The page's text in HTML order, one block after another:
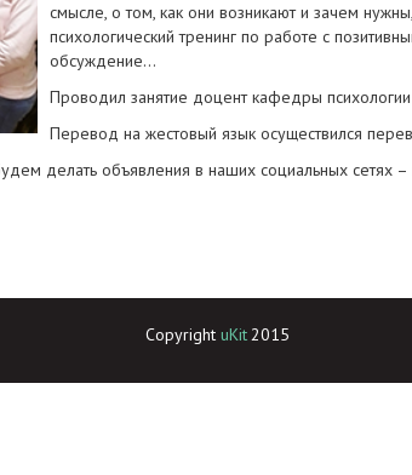
смысле, о том, как они возникают и зачем
психологический тренинг по работе с
обсуждение…
Проводил занятие доцент кафедры
Перевод на жестовый язык осуществился
делать объявления в наших социальных сетях –
Copyright uKit 2015